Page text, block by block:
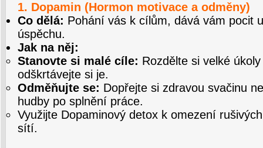
1. Dopamin (Hormon motivace a odměny)
Co dělá: Pohání vás k cílům, dává vám pocit
úspěchu.
Jak na něj:
Stanovte si malé cíle: Rozdělte si velké
odškrtávejte si je.
Odměňujte se: Dopřejte si zdravou svačinu
hudby po splnění práce.
Využijte Dopaminový detox k omezení
sítí.